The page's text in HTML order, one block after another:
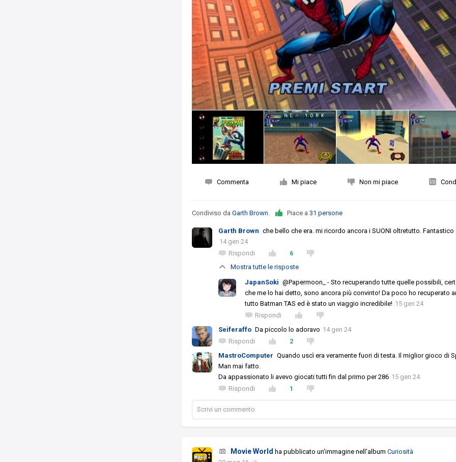
Commenta Mi piace Non mi piace
Condiviso daGarth Brown Piace a31 persone
Garth Brown che bello che era. mi ricordo ancora i SUONI oltretutto. Fantastico
14 gen 24
Rispondi
6
Mostra tutte le risposte
JapanSoki @Papermoon_ - Sto recuperando tutte quelle possibili,
che me lo hai detto, sono ancora più convinto! Da poco ho recuperato
tutto Batman TAS ed è stato un viaggio incredibile! 15 gen 24
Rispondi
Seiferaffo Da piccolo lo adoravo 14 gen 24
Rispondi
2
MastroComputer Quando uscì era veramente fuori di testa. Il miglior gioco di
Man mai fatto.
Da appassionato li avevo giocati tutti fin dal primo per 286 15 gen 24
Rispondi
1
Scrivi un commento
Movie World ha pubblicato un'immagine nell'albumCuriosità